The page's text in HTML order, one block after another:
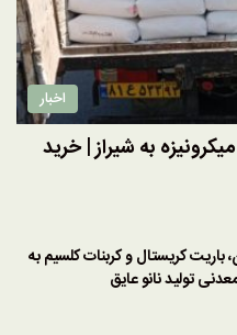
اخبار
میکرونیزه به شیراز | خرید
باریت کریستال و کربنات کلسیم به
تولید نانو عایق